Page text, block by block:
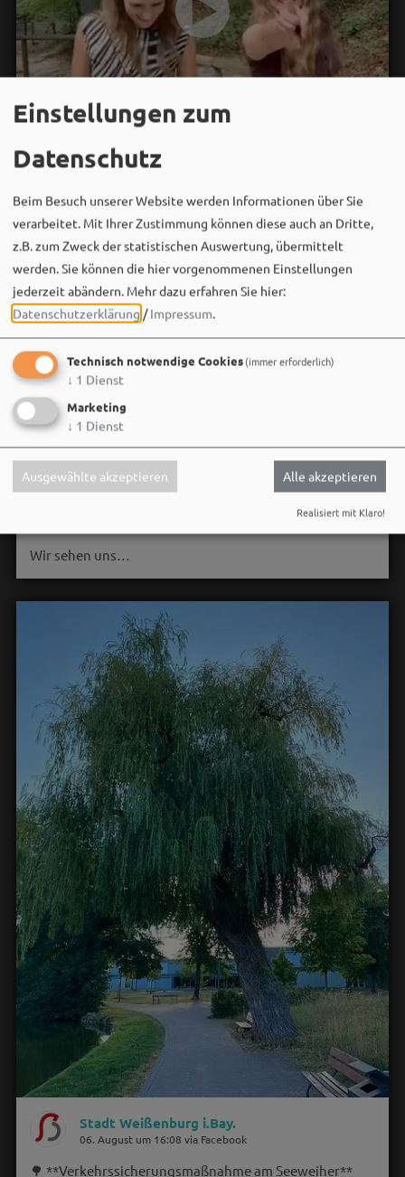
Bergwaldtheater
06. August um 18:08 via Facebook
Sei wie Luisa & Chiara!
Komm am 08.08. ins Bergwaldtheater und hol dir deinen
Gute Musik, beste Stimmung und ein Sommerabend,
Wir sehen uns…
Stadt Weißenburg i.Bay.
06. August um 16:08 via Facebook
🌳 **Verkehrssicherungsmaßnahme am Seeweiher**
Einstellungen zum
Datenschutz
Beim Besuch unserer Website werden Informationen über Sie
verarbeitet. Mit Ihrer Zustimmung können diese auch an Dritte,
z.B. zum Zweck der statistischen Auswertung, übermittelt
werden. Sie können die hier vorgenommenen Einstellungen
jederzeit abändern. Mehr dazu erfahren Sie hier:
Datenschutzerklärung /Impressum.
Technisch notwendige Cookies(immer erforderlich)
↓ 1 Dienst
Marketing
↓ 1 Dienst
Ausgewählte akzeptieren Alle akzeptieren
Realisiert mit Klaro!